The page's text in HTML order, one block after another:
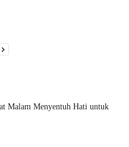
Malam Menyentuh Hati untuk